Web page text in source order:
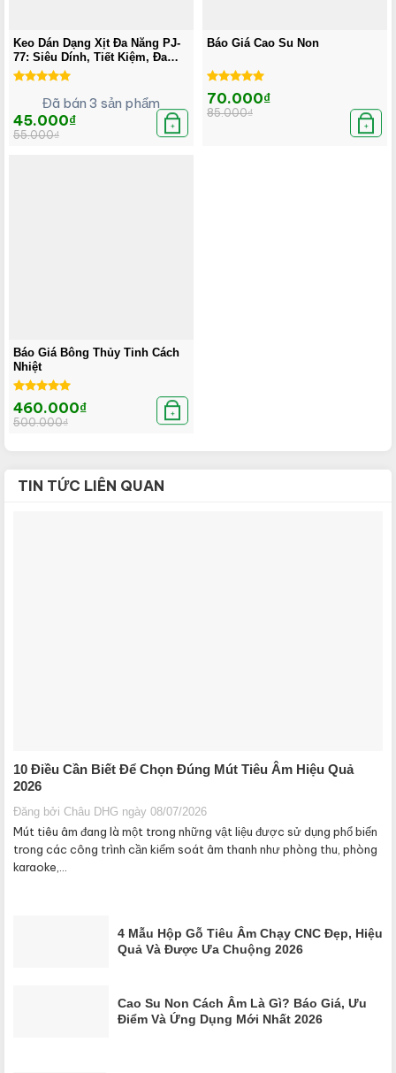
Keo Dán Dạng Xịt Đa Năng PJ-
77: Siêu Dính, Tiết Kiệm, Đa
Năng!
hạng5.00
5 sao
Đã bán 3 sản phẩm
55.000₫
Giá
gốc
là:
45.000₫
Giá
hiện
tại
+
Báo Giá Cao Su Non
Được xếp
hạng5.00
5 sao
85.000₫
Giá
gốc
là:
70.000₫
Giá
hiện
tại
+
Báo Giá Bông Thủy Tinh Cách
Nhiệt
Được xếp
hạng5.00
5 sao
500.000₫
Giá
gốc
là:
460.000₫
Giá
hiện
tại
+
TIN TỨC LIÊN QUAN
10 Điều Cần Biết Để Chọn Đúng Mút Tiêu Âm Hiệu Quả
2026
Đăng bởi Châu DHG ngày 08/07/2026
Mút tiêu âm đang là một trong những vật liệu được sử dụng phổ biến
trong các công trình cần kiểm soát âm thanh như phòng thu, phòng
karaoke,...
4 Mẫu Hộp Gỗ Tiêu Âm Chạy CNC Đẹp, Hiệu
Quả Và Được Ưa Chuộng 2026
Cao Su Non Cách Âm Là Gì? Báo Giá, Ưu
Điểm Và Ứng Dụng Mới Nhất 2026